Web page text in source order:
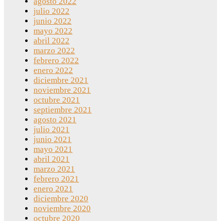
julio 2022
junio 2022
mayo 2022
abril 2022
marzo 2022
febrero 2022
enero 2022
diciembre 2021
noviembre 2021
octubre 2021
septiembre 2021
agosto 2021
julio 2021
junio 2021
mayo 2021
abril 2021
marzo 2021
febrero 2021
enero 2021
diciembre 2020
noviembre 2020
octubre 2020